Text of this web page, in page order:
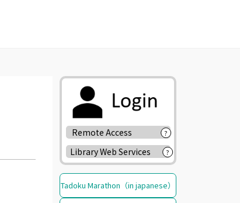
Remote Access ?
Library Web Services ?
Tadoku Marathon（in japanese）